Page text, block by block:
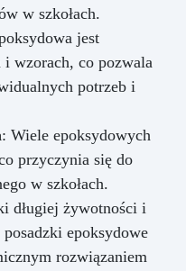
w szkołach.
jest
wzorach, co pozwala
potrzeb i
: Wiele epoksydowych
przyczynia się do
w szkołach.
długiej żywotności i
epoksydowe
rozwiązaniem